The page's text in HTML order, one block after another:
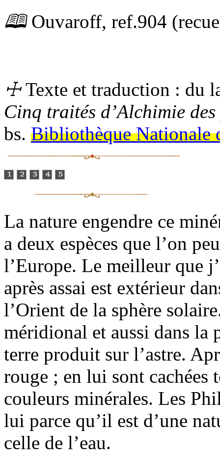
🕮Ouvaroff, ref.904
☩Texte et traduction : du
Cinq traités d’Alchimie
bs. Bibliothèque Nationale
La nature engendre ce
a deux espèces que l’on
l’Europe. Le meilleur que
après assai est extérieur
l’Orient de la sphère
méridional et aussi dans la
terre produit sur l’astre.
rouge ; en lui sont cachées
couleurs minérales. Les
lui parce qu’il est d’une
celle de l’eau.